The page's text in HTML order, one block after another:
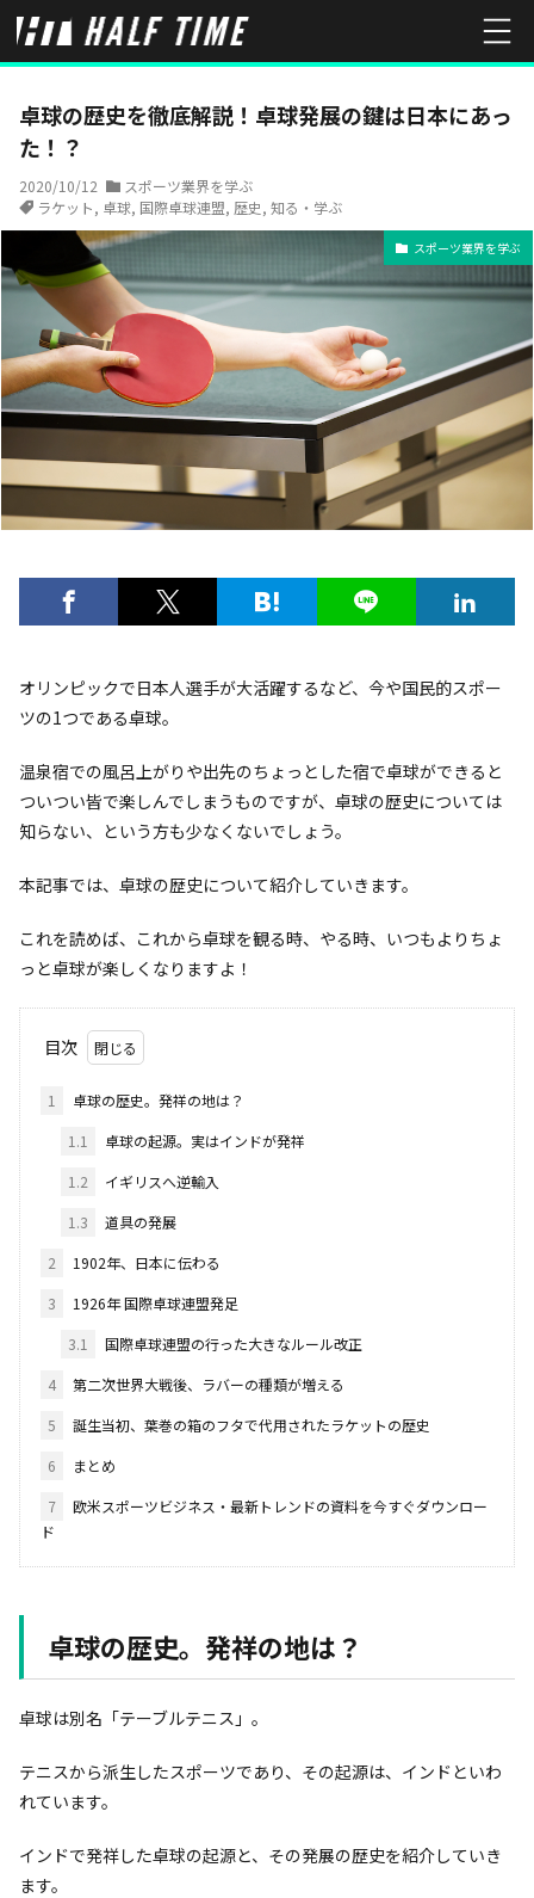
HOME スポーツ業界を学ぶ 卓球の歴史を徹底解説！卓球発展の鍵
卓球の歴史を徹底解説！卓球発展の鍵は日本にあっ
た！？
2020/10/12
スポーツ業界を学ぶ
ラケット, 卓球, 国際卓球連盟, 歴史, 知る・学ぶ
スポーツ業界を学ぶ
オリンピックで日本人選手が大活躍するなど、今や国民的スポー
ツの1つである卓球。
温泉宿での風呂上がりや出先のちょっとした宿で卓球ができると
ついつい皆で楽しんでしまうものですが、卓球の歴史については
知らない、という方も少なくないでしょう。
本記事では、卓球の歴史について紹介していきます。
これを読めば、これから卓球を観る時、やる時、いつもよりちょ
っと卓球が楽しくなりますよ！
目次
1
卓球の歴史。発祥の地は？
1.1
卓球の起源。実はインドが発祥
1.2
イギリスへ逆輸入
1.3
道具の発展
2
1902年、日本に伝わる
3
1926年 国際卓球連盟発足
3.1
国際卓球連盟の行った大きなルール改正
4
第二次世界大戦後、ラバーの種類が増える
5
誕生当初、葉巻の箱のフタで代用されたラケットの歴史
6
まとめ
7
欧米スポーツビジネス・最新トレンドの資料を今すぐダウンロー
ド
卓球の歴史。発祥の地は？
卓球は別名「テーブルテニス」。
テニスから派生したスポーツであり、その起源は、インドといわ
れています。
インドで発祥した卓球の起源と、その発展の歴史を紹介していき
ます。